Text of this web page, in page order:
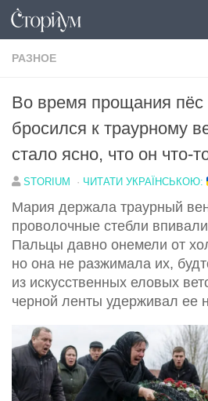
Под записью
РАЗНОЕ
Во время прощания
бросился к траурному
стало ясно, что он что-
STORIUM · ЧИТАТИ УКРАЇНСЬКОЮ:
Мария держала траурный
проволочные стебли
Пальцы давно онемели от
но она не разжимала их,
из искусственных еловых
черной ленты удерживал ее